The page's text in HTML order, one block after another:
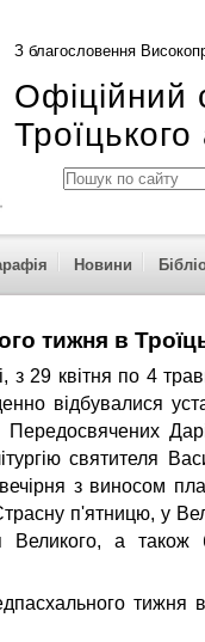
З благословення
Офіційний
Новини
тижня в
з 29 квітня по 4
відбувалися
Передосвячених
святителя
з виносом
п'ятницю, у
Великого, а також
тижня